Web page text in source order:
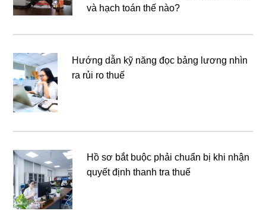
và hạch toán thế nào?
Hướng dẫn kỹ năng đọc bảng lương nhìn
ra rủi ro thuế
Hồ sơ bắt buộc phải chuẩn bị khi nhận
quyết định thanh tra thuế